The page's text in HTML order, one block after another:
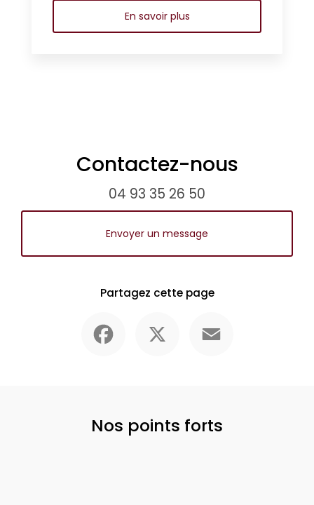
En savoir plus
Contactez-nous
04 93 35 26 50
Envoyer un message
Partagez cette page
Nos points forts